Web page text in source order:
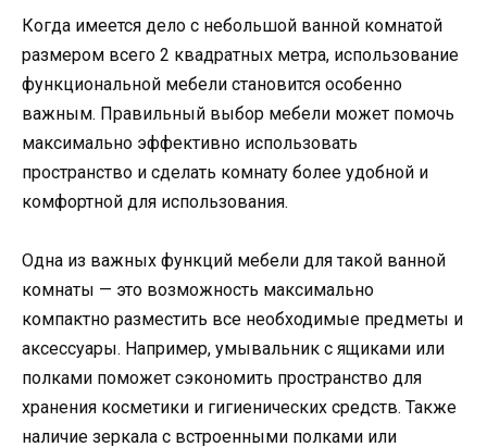
Когда имеется дело с небольшой ванной комнатой
размером всего 2 квадратных метра, использование
функциональной мебели становится особенно
важным. Правильный выбор мебели может помочь
максимально эффективно использовать
пространство и сделать комнату более удобной и
комфортной для использования.
Одна из важных функций мебели для такой ванной
комнаты — это возможность максимально
компактно разместить все необходимые предметы и
аксессуары. Например, умывальник с ящиками или
полками поможет сэкономить пространство для
хранения косметики и гигиенических средств. Также
наличие зеркала с встроенными полками или